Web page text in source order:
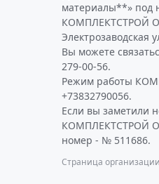
материалы**» под
КОМПЛЕКТСТРОЙ
Электрозаводская
Вы можете
279-00-56.
Режим работы
+73832790056.
Если вы заметили
КОМПЛЕКТСТРОЙ
номер - № 511686.
Страница